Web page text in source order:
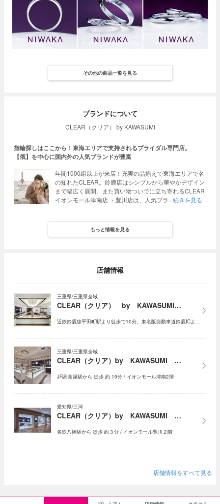
その他の商品一覧を見る
ブランドについて
CLEAR（クリア） by KAWASUMI
指輪探しはここから！東海エリアで支持されるブライダル専門店。
【俄】を中心に国内外の人気ブランドが豊富
年間1000組以上が来店！充実の品揃えで東海エリアで名
の知れたCLEAR。鈴鹿店はシンプルから華やかデザイン
まで幅広く展開。また買い物ついでに立ち寄れるCLEAR
イオンモール津南店 ・豊川店は、人気ブラ
続きを見る
もっと情報を見る
店舗情報
三重県/三重県全域
CLEAR（クリア） by KAWASUMI…
近鉄鈴鹿線平田町駅より徒歩で10分、東名阪自動車道鈴鹿ICよ…
三重県/三重県全域
CLEAR（クリア）by KAWASUMI …
JR高茶屋駅から 徒歩 約 10分 / イオンモール津南2階
愛知県/三河
CLEAR（クリア）by KAWASUMI …
名鉄八幡駅から 徒歩 約３分 / イオンモール豊川２階
店舗情報をすべて見る